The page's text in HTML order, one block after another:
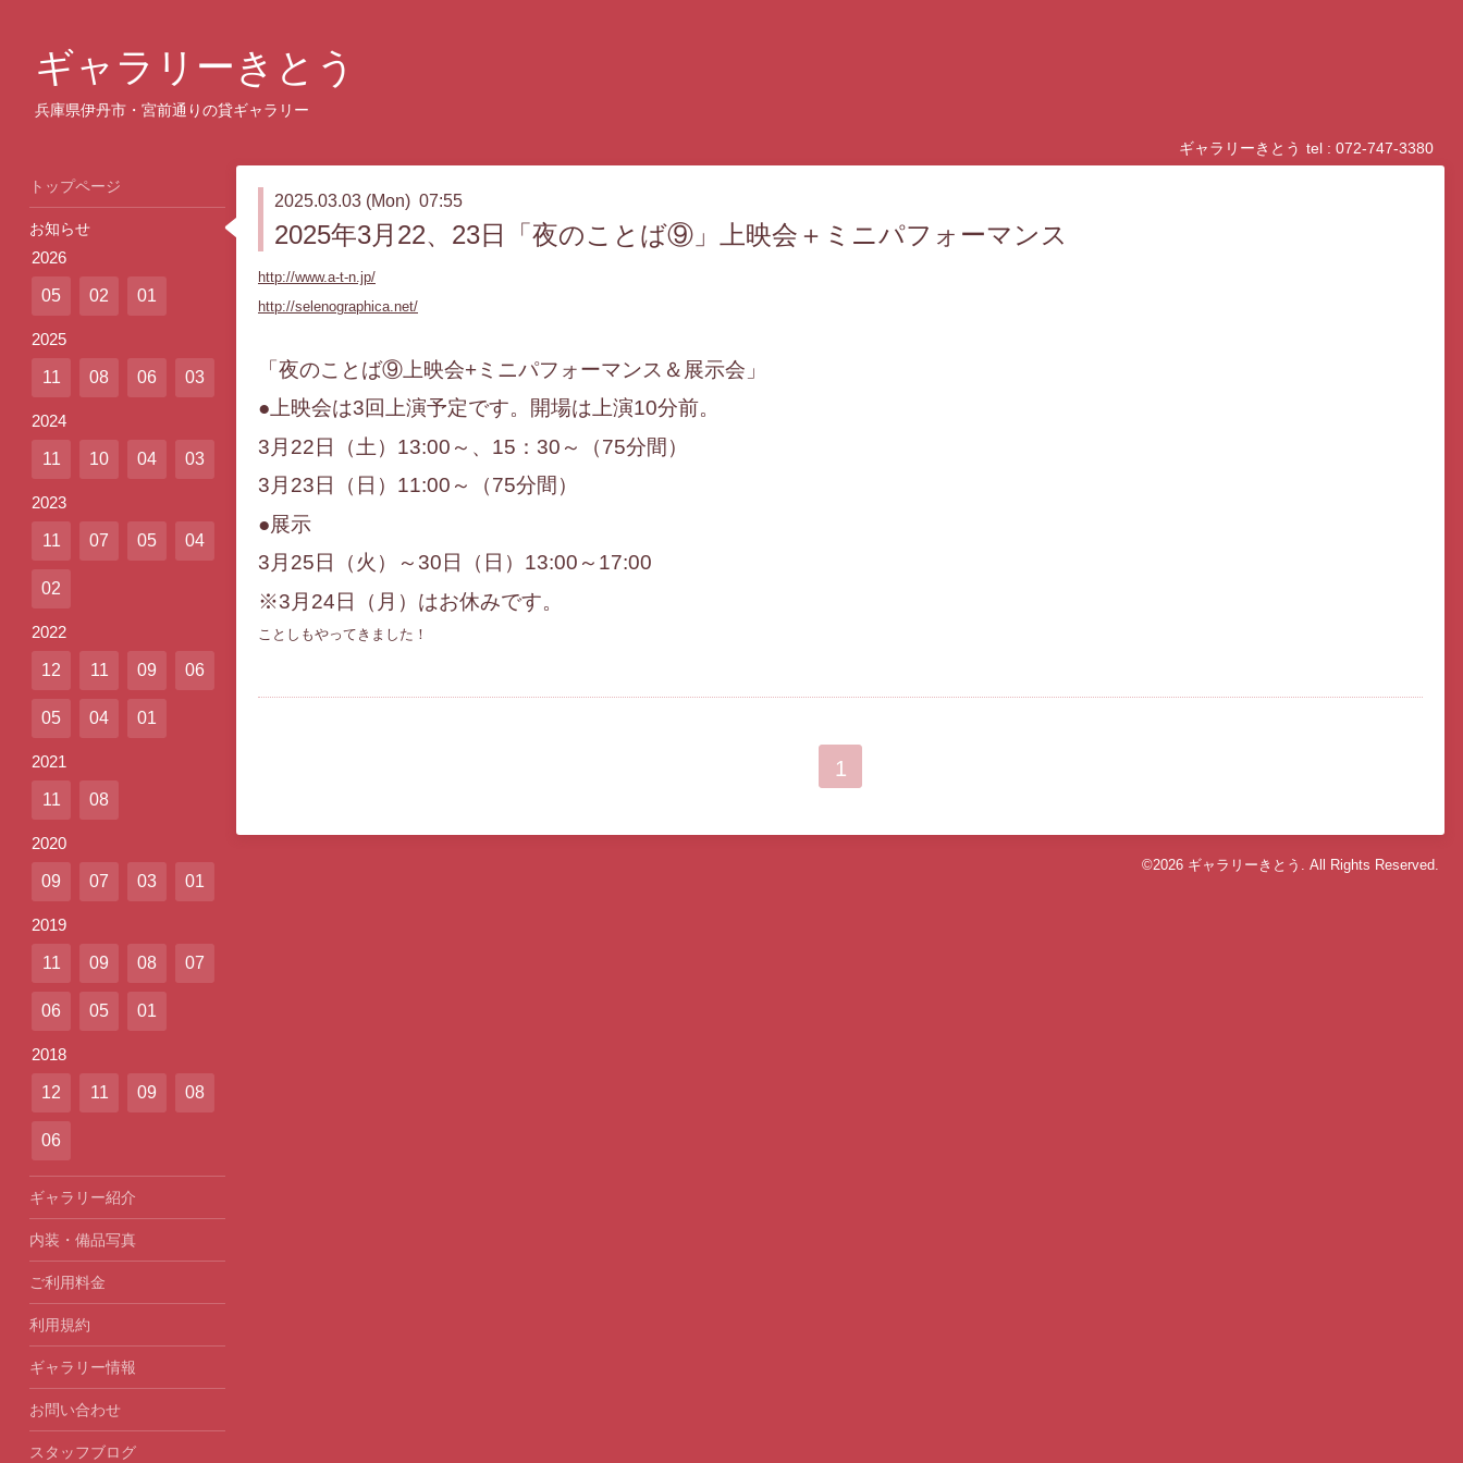
ギャラリーきとう
兵庫県伊丹市・宮前通りの貸ギャラリー
ギャラリーきとう tel : 072-747-3380
2025.03.03 (Mon) 07:55
2025年3月22、23日「夜のことば⑨」上映会＋ミニパフォーマンス
http://www.a-t-n.jp/
http://selenographica.net/
「夜のことば⑨上映会+ミニパフォーマンス＆展示会」
●上映会は3回上演予定です。開場は上演10分前。
3月22日（土）13:00～、15：30～（75分間）
3月23日（日）11:00～（75分間）
●展示
3月25日（火）～30日（日）13:00～17:00
※3月24日（月）はお休みです。
ことしもやってきました！
1
©2026 ギャラリーきとう . All Rights Reserved.
トップページ
お知らせ
2026
05 02 01
2025
11 08 06 03
2024
11 10 04 03
2023
11 07 05 04
02
2022
12 11 09 06
05 04 01
2021
11 08
2020
09 07 03 01
2019
11 09 08 07
06 05 01
2018
12 11 09 08
06
ギャラリー紹介
内装・備品写真
ご利用料金
利用規約
ギャラリー情報
お問い合わせ
スタッフブログ